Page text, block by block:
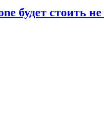
будет стоить